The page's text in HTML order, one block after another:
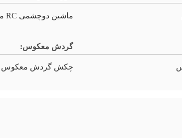
ماشین دوچشمی RC ماشین
گردش معکوس:
چکش گردش معکوس